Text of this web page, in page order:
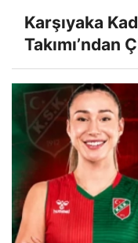
Karşıyaka
Takımı’ndan